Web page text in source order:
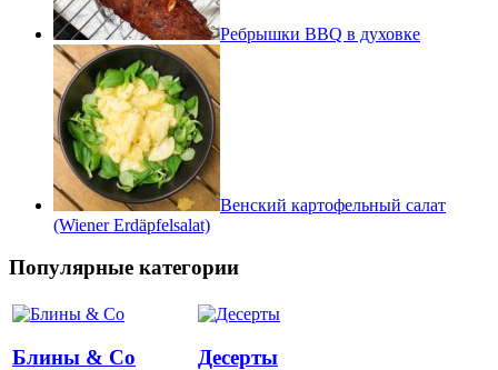
Ребрышки BBQ в духовке
Венский картофельный салат
(Wiener Erdäpfelsalat)
Популярные категории
Блины & Co Десерты